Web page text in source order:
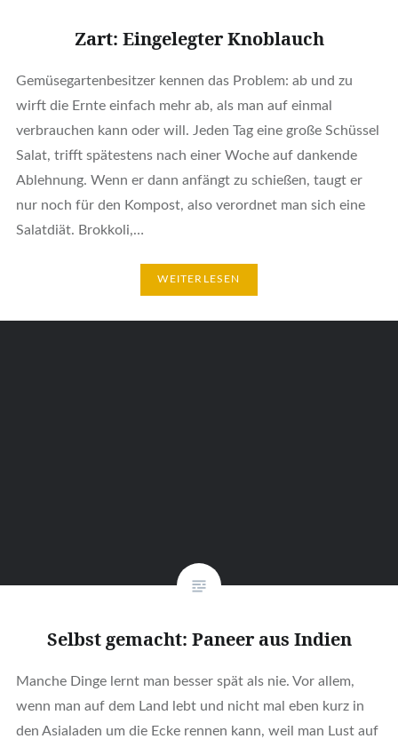
Zart: Eingelegter Knoblauch
Gemüsegartenbesitzer kennen das Problem: ab und zu
wirft die Ernte einfach mehr ab, als man auf einmal
verbrauchen kann oder will. Jeden Tag eine große Schüssel
Salat, trifft spätestens nach einer Woche auf dankende
Ablehnung. Wenn er dann anfängt zu schießen, taugt er
nur noch für den Kompost, also verordnet man sich eine
Salatdiät. Brokkoli,…
WEITERLESEN
Selbst gemacht: Paneer aus Indien
Manche Dinge lernt man besser spät als nie. Vor allem,
wenn man auf dem Land lebt und nicht mal eben kurz in
den Asialaden um die Ecke rennen kann, weil man Lust auf